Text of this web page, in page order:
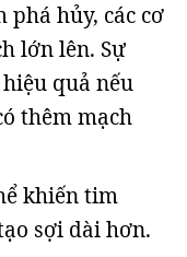
hủy, các cơ
lớn lên. Sự
quả nếu
thêm mạch
khiến tim
sợi dài hơn.